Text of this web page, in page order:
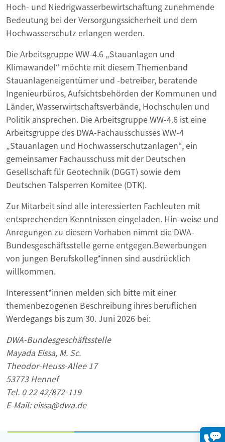
Hoch- und Niedrigwasserbewirtschaftung zunehmende
Bedeutung bei der Versorgungssicherheit und dem
Hochwasserschutz erlangen werden.
Die Arbeitsgruppe WW-4.6 „Stauanlagen und
Klimawandel“ möchte mit diesem Themenband
Stauanlageneigentümer und -betreiber, beratende
Ingenieurbüros, Aufsichtsbehörden der Kommunen und
Länder, Wasserwirtschaftsverbände, Hochschulen und
Politik ansprechen. Die Arbeitsgruppe WW-4.6 ist eine
Arbeitsgruppe des DWA-Fachausschusses WW-4
„Stauanlagen und Hochwasserschutzanlagen“, ein
gemeinsamer Fachausschuss mit der Deutschen
Gesellschaft für Geotechnik (DGGT) sowie dem
Deutschen Talsperren Komitee (DTK).
Zur Mitarbeit sind alle interessierten Fachleuten mit
entsprechenden Kenntnissen eingeladen. Hin-weise und
Anregungen zu diesem Vorhaben nimmt die DWA-
Bundesgeschäftsstelle gerne entgegen.Bewerbungen
von jungen Berufskolleg*innen sind ausdrücklich
willkommen.
Interessent*innen melden sich bitte mit einer
themenbezogenen Beschreibung ihres beruflichen
Werdegangs bis zum 30. Juni 2026 bei:
DWA-Bundesgeschäftsstelle
Mayada Eissa, M. Sc.
Theodor-Heuss-Allee 17
53773 Hennef
Tel. 0 22 42/872-119
E-Mail: eissa@dwa.de